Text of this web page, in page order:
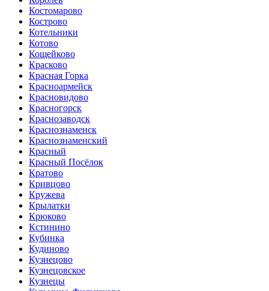
Костомарово
Кострово
Котельники
Котово
Кощейково
Красково
Красная Горка
Красноармейск
Красновидово
Красногорск
Краснозаводск
Краснознаменск
Краснознаменский
Красный
Красный Посёлок
Кратово
Кривцово
Кружева
Крылатки
Крюково
Кстинино
Кубинка
Кудиново
Кузнецово
Кузнецовское
Кузнецы